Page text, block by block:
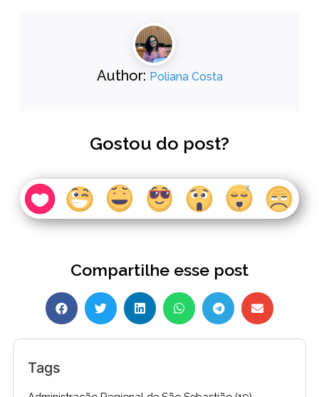
Author: Poliana Costa
Gostou do post?
Compartilhe esse post
Tags